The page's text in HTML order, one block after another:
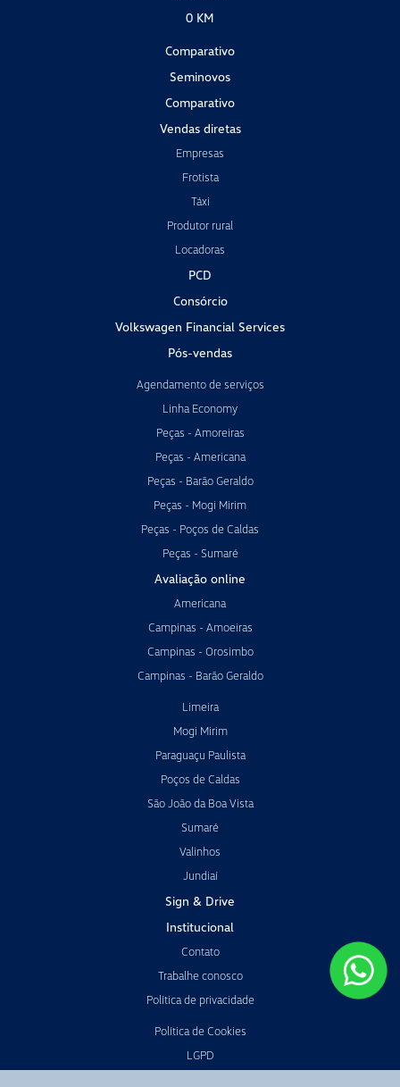
0 KM
Comparativo
Seminovos
Comparativo
Vendas diretas
Empresas
Frotista
Táxi
Produtor rural
Locadoras
PCD
Consórcio
Volkswagen Financial Services
Pós-vendas
Agendamento de serviços
Linha Economy
Peças - Amoreiras
Peças - Americana
Peças - Barão Geraldo
Peças - Mogi Mirim
Peças - Poços de Caldas
Peças - Sumaré
Avaliação online
Americana
Campinas - Amoeiras
Campinas - Orosimbo
Campinas - Barão Geraldo
Limeira
Mogi Mirim
Paraguaçu Paulista
Poços de Caldas
São João da Boa Vista
Sumaré
Valinhos
Jundiaí
Sign & Drive
Institucional
Contato
Trabalhe conosco
Política de privacidade
Política de Cookies
LGPD